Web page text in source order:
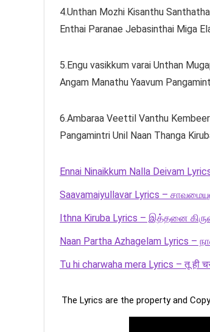
4.Unthan Mozhi Kisanthu
Enthai Paranae Jebasinthai Miga
5.Engu vasikkum varai Unthan
Angam Manathu Yaavum
6.Ambaraa Veettil Vanthu
Pangamintri Unil Naan Thanga
Ennai Ninaikkum Nalla Deivam
Saavamaiyullavar Lyrics –
Ithna Kiruba Lyrics – இத்தனை
Naan Partha Azhagelam Lyrics –
Tu hi charwaha mera Lyrics – तू ही
The Lyrics are the property and